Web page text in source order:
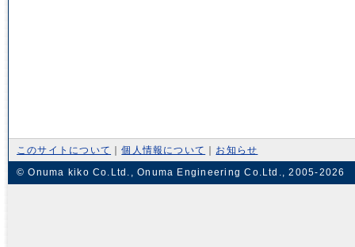
このサイトについて ｜個人情報について
お知らせ
© Onuma kiko Co.Ltd., Onuma Engineering Co.Ltd., 2005-2026